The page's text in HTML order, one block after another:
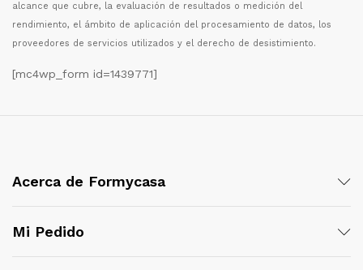
alcance que cubre, la evaluación de resultados o medición del
rendimiento, el ámbito de aplicación del procesamiento de datos, los
proveedores de servicios utilizados y el derecho de desistimiento.
[mc4wp_form id=1439771]
Acerca de Formycasa
Mi Pedido